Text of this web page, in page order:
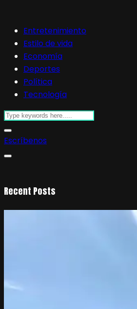
Entretenimiento
Estilo de vida
Economía
Deportes
Política
Tecnología
Escríbenos
Recent Posts